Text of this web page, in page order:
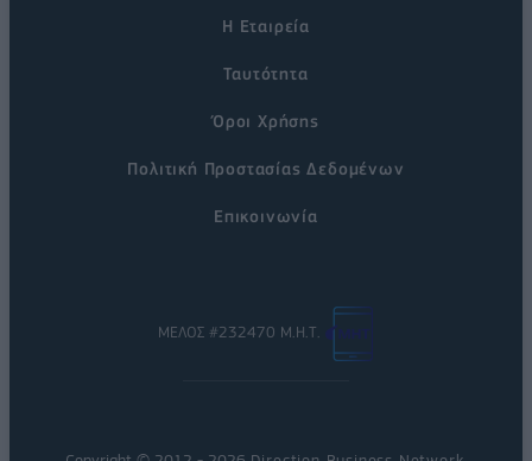
Η Εταιρεία
Ταυτότητα
Όροι Χρήσης
Πολιτική Προστασίας Δεδομένων
Επικοινωνία
ΜΕΛΟΣ #232470 Μ.Η.Τ.